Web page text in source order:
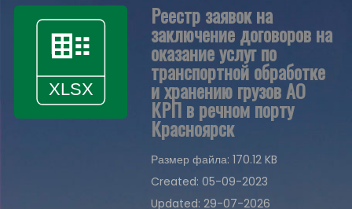
Реестр заявок на
заключение договоров на
оказание услуг по
транспортной обработке
и хранению грузов АО
КРП в речном порту
Красноярск
Размер файла: 170.12 KB
Created: 05-09-2023
Updated: 29-07-2026